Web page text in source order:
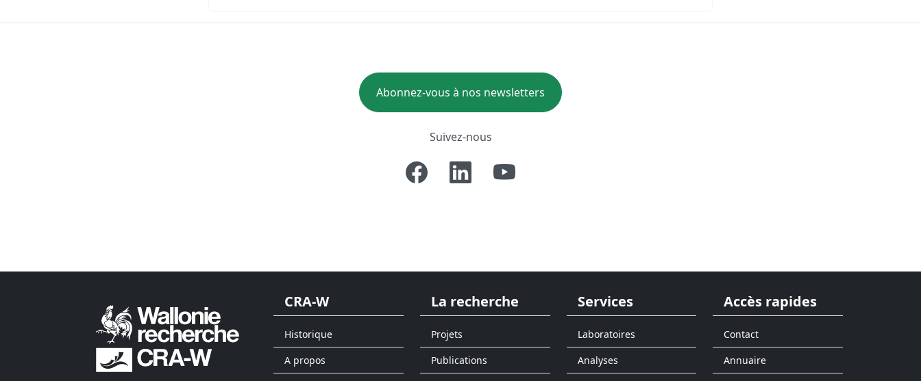
Abonnez-vous à nos newsletters
Suivez-nous
CRA-W
Historique
A propos
La recherche
Projets
Publications
Services
Laboratoires
Analyses
Accès rapides
Contact
Annuaire